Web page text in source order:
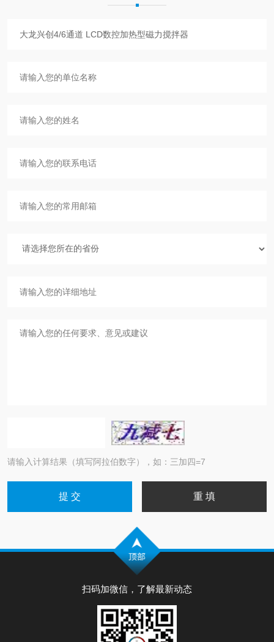
请输入计算结果（填写阿拉伯数字），如：三加四=7
扫码加微信，了解最新动态